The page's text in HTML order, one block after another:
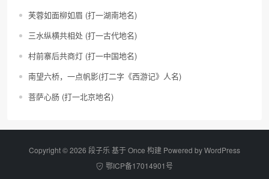
芙蓉如面柳如眉 (打一湖南地名)
三水纵横共相处 (打一古代地名)
村前寨后共商灯 (打一中国地名)
南望六桥，一点帆影(打二字《西游记》人名)
菩萨心肠 (打一北京地名)
Copyright © 2026 段子乐 基于 Once 构建 Powered byWordPress
鄂ICP备17014901号